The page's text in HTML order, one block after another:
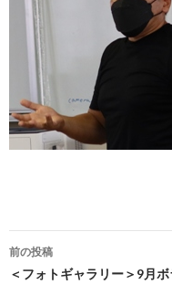
投
前の投稿
＜フォトギャラリー＞9月